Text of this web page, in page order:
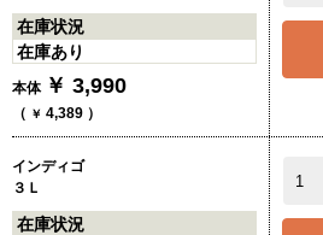
在庫状況
在庫あり
本体 ￥ 3,990
（ ￥ 4,389 ）
インディゴ
３Ｌ
在庫状況